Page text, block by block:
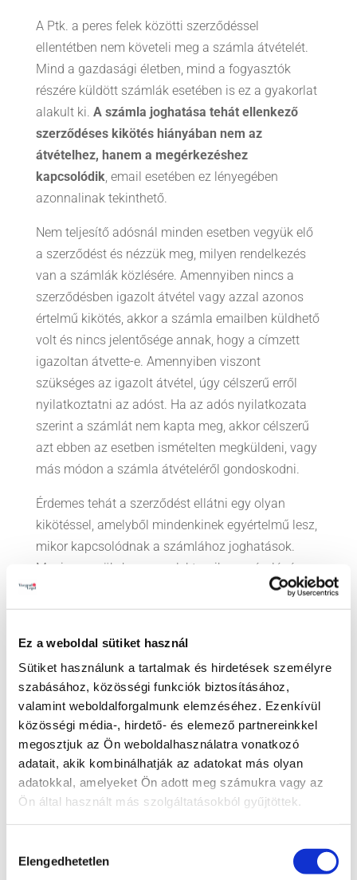
Ez a weboldal sütiket használ
Sütiket használunk a tartalmak és hirdetések személyre
szabásához, közösségi funkciók biztosításához,
valamint weboldalforgalmunk elemzéséhez. Ezenkívül
közösségi média-, hirdető- és elemező partnereinkkel
megosztjuk az Ön weboldalhasználatra vonatkozó
adatait, akik kombinálhatják az adatokat más olyan
adatokkal, amelyeket Ön adott meg számukra vagy az
Ön által használt más szolgáltatásokból gyűjtöttek.
kiválasztása
Elengedhetetlen
A Ptk. a peres felek közötti szerződéssel
ellentétben nem követeli meg a számla átvételét.
Mind a gazdasági életben, mind a fogyasztók
részére küldött számlák esetében is ez a gyakorlat
alakult ki. A számla joghatása tehát ellenkező
szerződéses kikötés hiányában nem az
átvételhez, hanem a megérkezéshez
kapcsolódik , email esetében ez lényegében
azonnalinak tekinthető.
Nem teljesítő adósnál minden esetben vegyük elő
a szerződést és nézzük meg, milyen rendelkezés
van a számlák közlésére. Amennyiben nincs a
szerződésben igazolt átvétel vagy azzal azonos
értelmű kikötés, akkor a számla emailben küldhető
volt és nincs jelentősége annak, hogy a címzett
igazoltan átvette-e. Amennyiben viszont
szükséges az igazolt átvétel, úgy célszerű erről
nyilatkoztatni az adóst. Ha az adós nyilatkozata
szerint a számlát nem kapta meg, akkor célszerű
azt ebben az esetben ismételten megküldeni, vagy
más módon a számla átvételéről gondoskodni.
Érdemes tehát a szerződést ellátni egy olyan
kikötéssel, amelyből mindenkinek egyértelmű lesz,
mikor kapcsolódnak a számlához joghatások.
Megjegyezzük, hogy az elektronikus számlázás
alkalmazásához a jogszabályok szerint egyébként
is a vevő beleegyezése szükséges; tehát érdemes
A Visegrad+ Legalnél azt valljuk, hogy egy
szerződésnek akkor kell leginkább működnie, ha
valamelyik fél nem akar vagy nem tud teljesíteni a
szerződés szerint, minden másra elég a kézfogás.
LEGUTÓBBI BEJEGYZÉSEK